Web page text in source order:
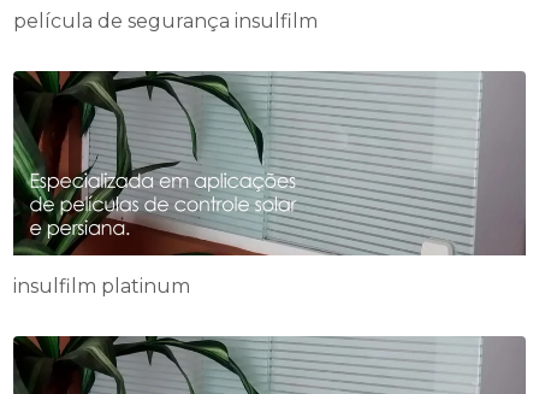
película de segurança insulfilm
insulfilm platinum